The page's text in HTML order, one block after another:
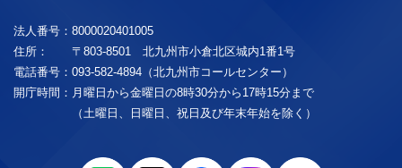
法人番号： 8000020401005
住所：
〒803-8501 北九州市小倉北区城内1番1号
電話番号： 093-582-4894（北九州市コールセンター）
開庁時間： 月曜日から金曜日の8時30分から17時15分まで
（土曜日、日曜日、祝日及び年末年始を除く）